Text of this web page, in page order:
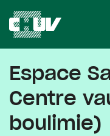
Espace
Centre
boulimie)